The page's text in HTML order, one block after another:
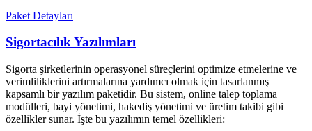
Paket Detayları
Sigortacılık Yazılımları
Sigorta şirketlerinin operasyonel süreçlerini optimize etmelerine ve
verimliliklerini artırmalarına yardımcı olmak için tasarlanmış
kapsamlı bir yazılım paketidir. Bu sistem, online talep toplama
modülleri, bayi yönetimi, hakediş yönetimi ve üretim takibi gibi
özellikler sunar. İşte bu yazılımın temel özellikleri: